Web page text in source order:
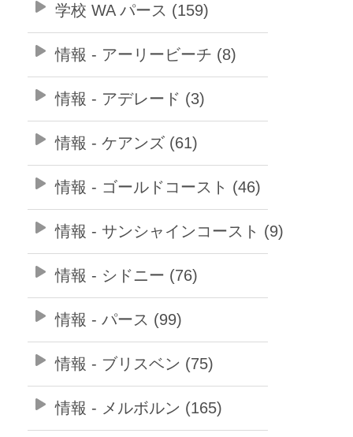
学校 WA パース (159)
情報 - アーリービーチ (8)
情報 - アデレード (3)
情報 - ケアンズ (61)
情報 - ゴールドコースト (46)
情報 - サンシャインコースト (9)
情報 - シドニー (76)
情報 - パース (99)
情報 - ブリスベン (75)
情報 - メルボルン (165)